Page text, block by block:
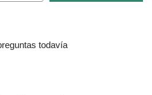
todavía